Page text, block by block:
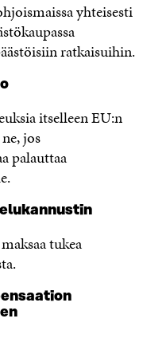
yhteisesti
ratkaisuihin.
itselleen EU:n
jos
palauttaa
tukea